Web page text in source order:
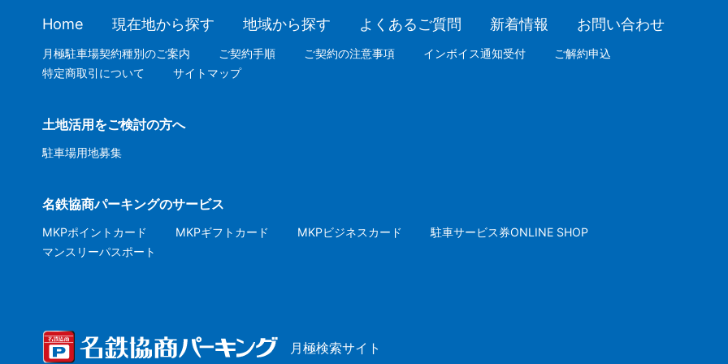
Home 現在地から探す 地域から探す よくあるご質問 新着情報 お問い合わせ
月極駐車場契約種別のご案内 ご契約手順 ご契約の注意事項 インボイス通知受付
ご解約申込
特定商取引について
サイトマップ
土地活用をご検討の方へ
駐車場用地募集
名鉄協商パーキングのサービス
MKPポイントカード MKPギフトカード MKPビジネスカード
駐車サービス券ONLINE SHOP
マンスリーパスポート
月極検索サイト